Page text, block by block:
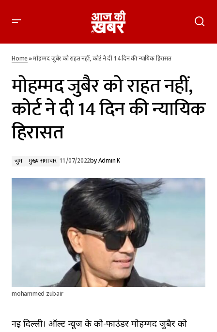
मोहम्मद जुबैर को राहत नहीं, कोर्ट ने दी 14 दिन की न्यायिक हिरासत
Home»मोहम्मद जुबैर को राहत नहीं, कोर्ट ने दी 14 दिन की न्यायिक हिरासत
मोहम्मद जुबैर को राहत नहीं,
कोर्ट ने दी 14 दिन की न्यायिक
हिरासत
जुर्म मुख्य समाचार 11/07/2022by Admin K
mohammed zubair
नई दिल्ली। ऑल्ट न्यूज के को-फाउंडर मोहम्मद जुबैर को